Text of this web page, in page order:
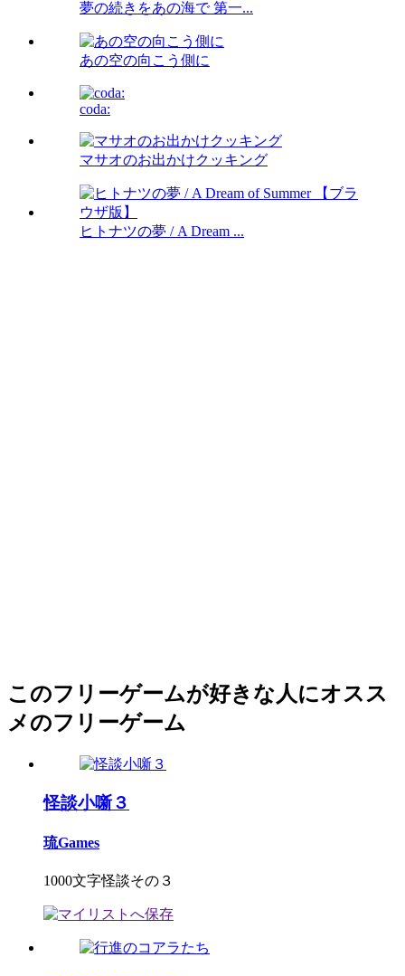
夢の続きをあの海で 第一...
あの空の向こう側に
coda:
マサオのお出かけクッキング
ヒトナツの夢 / A Dream ...
このフリーゲームが好きな人にオスス
メのフリーゲーム
怪談小噺３
琉Games
1000文字怪談その３